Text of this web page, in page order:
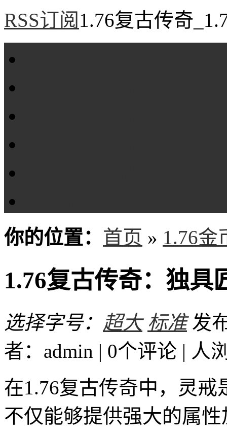
RSS订阅 1.76复古传奇
你的位置： 首页 » 1.76金
1.76复古传奇：独具
选择字号： 超大 标准 发
者：admin | 0个评论 | 人
在1.76复古传奇中，灵
不仅能够提供强大的属